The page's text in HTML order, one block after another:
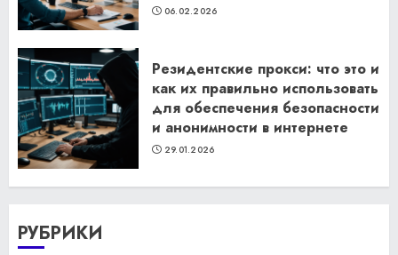
06.02.2026
Резидентские прокси: что это и
как их правильно использовать
для обеспечения безопасности
и анонимности в интернете
29.01.2026
РУБРИКИ